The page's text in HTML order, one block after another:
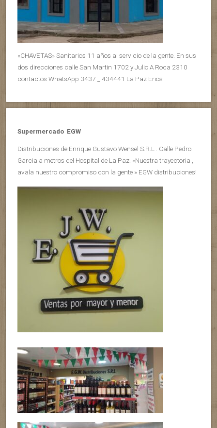
«CHAVETAS» Sanitarios 11 años al servicio de la gente. En sus
dos direcciones calle San Martin 1702 y Julio A Roca 2310
contactos WhatsApp 3437 _ 434441 La Paz Erios
Supermercado EGW
Distribuciones de Enrique Gustavo Wensel S.R.L . Calle Pedro
Garcia a metros del Hospital de La Paz. «Nuestra trayectoria ,
avala nuestro compromiso con la gente » EGW distribuciones!